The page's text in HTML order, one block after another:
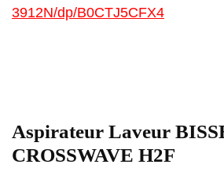
3912N/dp/B0CTJ5CFX4
Aspirateur Laveur
CROSSWAVE H2F